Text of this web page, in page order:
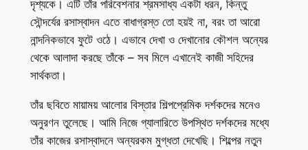
দৃশ্যকে। এটি তাঁর পরিবেশনার শ্রমসাধ্য একটা ধরন, কিন্তু
সৌন্দর্যের রসাস্বাদন এতে বাধাগ্রস্ত তো হয়ই না, বরং তা আরো
নান্দনিকভাবে ফুটে ওঠে। এভাবে দেখা ও দেখানোর কৌশল অন্যের
থেকে আলাদা করছে তাঁকে – সব মিলে এখানেই কাজী সহিদের
সার্থকতা।
তাঁর ছবিতে মায়াময় আলোর বিস্তার শিল্পপ্রেমিক দর্শকদের মনেও
অনুরণন তুলেছে। আমি নিজে গ্যালারিতে উপস্থিত দর্শকদের মধ্যে
তাঁর কাজের রসাস্বাদনে অন্যরকম মুগ্ধতা দেখেছি। শিল্পের নতুন